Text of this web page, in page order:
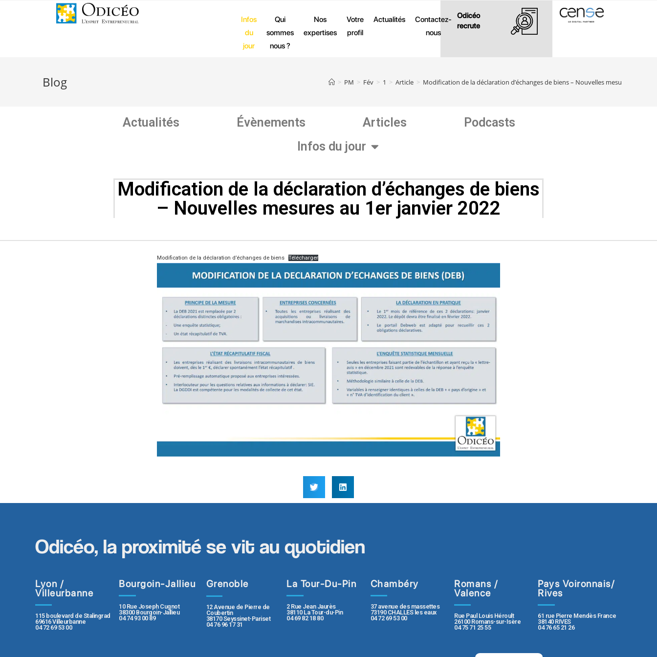
Odicéo
recrute
Infos
du
jour
Qui
sommes
nous ?
Nos
expertises
Votre
profil
Actualités
Contactez-
nous
Blog > PM > Fév > 1 > Article > Modification de la déclaration d’échanges de biens – Nouvelles mesures au 1er
Actualités Évènements Articles
Podcasts
Infos du jour
Modification de la déclaration d’échanges de biens
– Nouvelles mesures au 1er janvier 2022
Modification de la déclaration d’échanges de biens Télécharger
Odicéo, la proximité se vit au quotidien
Lyon /
Villeurbanne
115 boulevard de Stalingrad
69616 Villeurbanne
04 72 69 53 00
Bourgoin-Jallieu
10 Rue Joseph Cugnot
38300 Bourgoin-Jallieu
04 74 93 00 89
Grenoble
12 Avenue de Pierre de
Coubertin
38170 Seyssinet-Pariset
04 76 96 17 31
La Tour-Du-Pin
2 Rue Jean Jaurès
38110 La Tour-du-Pin
04 69 82 18 80
Chambéry
37 avenue des massettes
73190 CHALLES les eaux
04 72 69 53 00
Romans /
Valence
Rue Paul Louis Héroult
26100 Romans-sur-Isère
04 75 71 25 55
Pays Voironnais/
Rives
61 rue Pierre Mendès France
38140 RIVES
04 76 65 21 26